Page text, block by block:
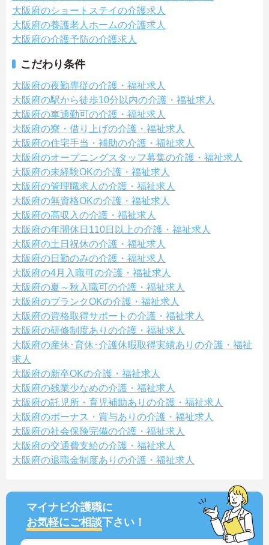
大阪府のショートステイの介護求人
大阪府の養護老人ホームの介護求人
大阪府の介護予防の介護求人
こだわり条件
大阪府の夜勤専従の介護・福祉求人
大阪府の駅から徒歩10分以内の介護・福祉求人
大阪府の車通勤可の介護・福祉求人
大阪府の寮・借り上げの介護・福祉求人
大阪府の住宅手当・補助の介護・福祉求人
大阪府のオープニングスタッフ募集の介護・福祉求人
大阪府の未経験OKの介護・福祉求人
大阪府の管理職求人の介護・福祉求人
大阪府の無資格OKの介護・福祉求人
大阪府の高収入の介護・福祉求人
大阪府の年間休日110日以上の介護・福祉求人
大阪府の土日祝休の介護・福祉求人
大阪府の日勤のみの介護・福祉求人
大阪府の4月入職可の介護・福祉求人
大阪府の夏～秋入職可の介護・福祉求人
大阪府のブランクOKの介護・福祉求人
大阪府の資格取得サポートの介護・福祉求人
大阪府の研修制度ありの介護・福祉求人
大阪府の産休･育休･介護休暇取得実績ありの介護・福祉
求人
大阪府の新卒OKの介護・福祉求人
大阪府の残業少なめの介護・福祉求人
大阪府の託児所・育児補助ありの介護・福祉求人
大阪府のボーナス・賞与ありの介護・福祉求人
大阪府の社会保険完備の介護・福祉求人
大阪府の交通費支給の介護・福祉求人
大阪府の退職金制度ありの介護・福祉求人
マイナビ介護職に
お気軽にご相談下さい！